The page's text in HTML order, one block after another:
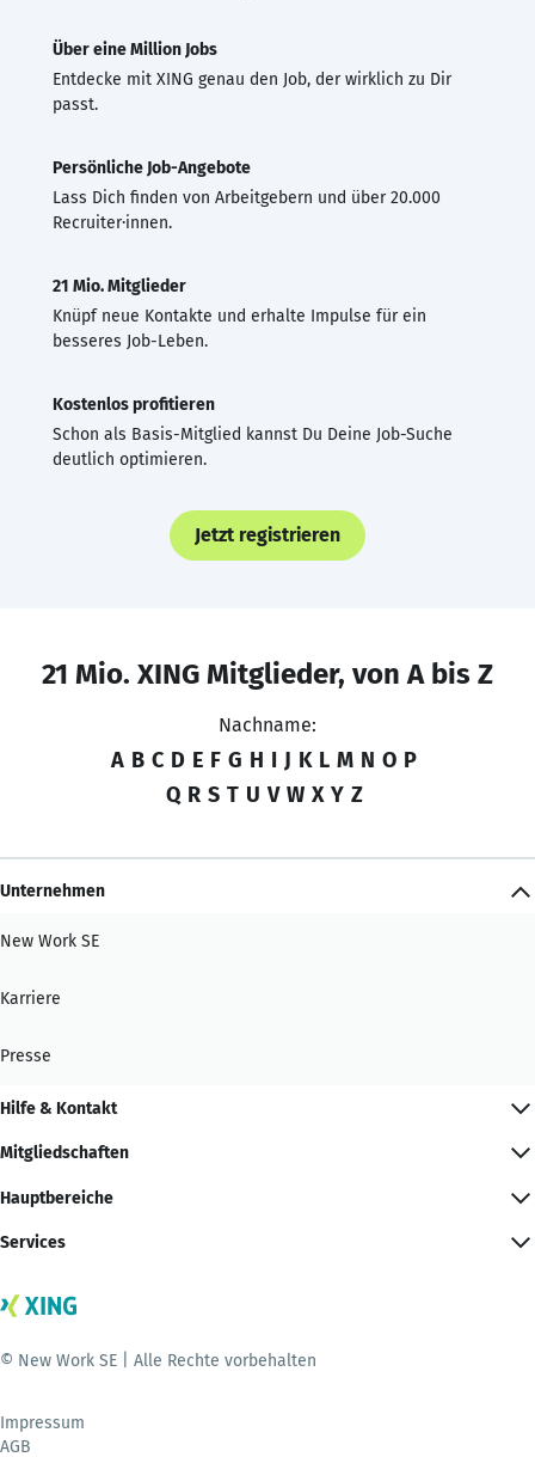
Über eine Million Jobs
Entdecke mit XING genau den Job, der wirklich zu Dir
passt.
Persönliche Job-Angebote
Lass Dich finden von Arbeitgebern und über 20.000
Recruiter·innen.
21 Mio. Mitglieder
Knüpf neue Kontakte und erhalte Impulse für ein
besseres Job-Leben.
Kostenlos profitieren
Schon als Basis-Mitglied kannst Du Deine Job-Suche
deutlich optimieren.
Jetzt registrieren
21 Mio. XING Mitglieder, von A bis Z
Nachname:
A B C D E F G H I J K L M N O P
Q R S T U V W X Y Z
Unternehmen
New Work SE
Karriere
Presse
Hilfe & Kontakt
Mitgliedschaften
Hauptbereiche
Services
© New Work SE | Alle Rechte vorbehalten
Impressum
AGB